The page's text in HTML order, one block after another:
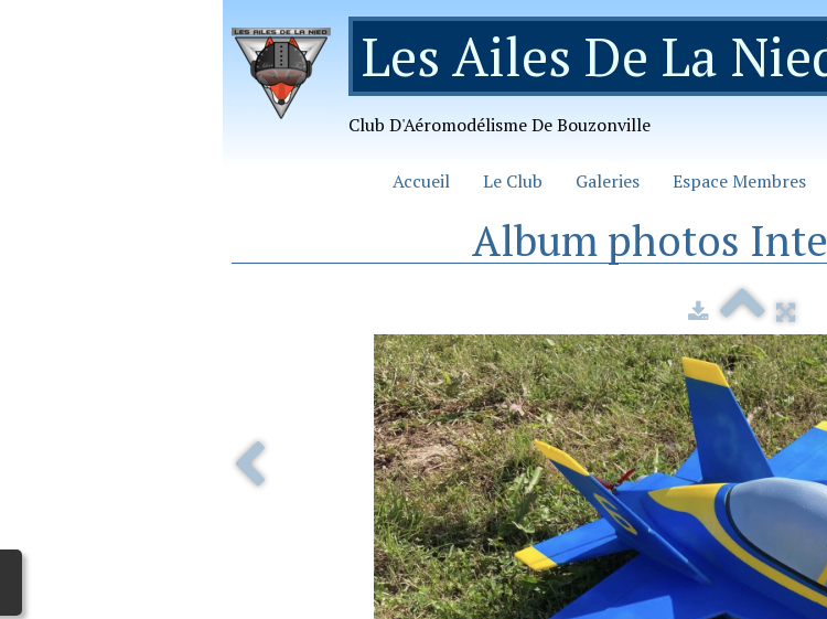
Les Ailes De La
Club D'Aéromodélisme De Bouzonville
Accueil Le Club Galeries Espace Membres
Album photos